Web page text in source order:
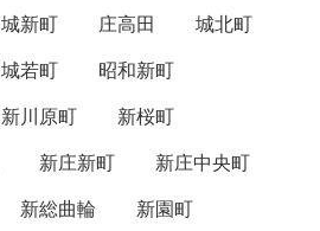
城新町 庄高田
城北町
城若町
昭和新町
新川原町
新桜町
新庄新町
新庄中央町
新総曲輪
新園町